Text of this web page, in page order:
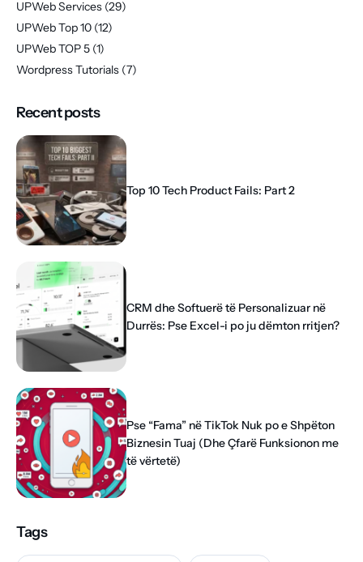
UPWeb Services (29)
UPWeb Top 10 (12)
UPWeb TOP 5 (1)
Wordpress Tutorials (7)
Recent posts
Top 10 Tech Product Fails: Part 2
CRM dhe Softuerë të Personalizuar në
Durrës: Pse Excel-i po ju dëmton rritjen?
Pse “Fama” në TikTok Nuk po e Shpëton
Biznesin Tuaj (Dhe Çfarë Funksionon me
të vërtetë)
Tags